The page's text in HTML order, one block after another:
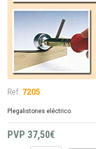
Ref. 7205
Plegalistones eléctrico.
PVP 37,50€